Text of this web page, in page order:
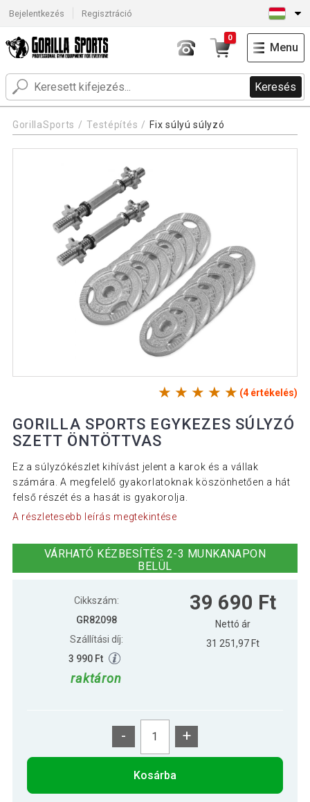
Bejelentkezés Regisztráció
Keresés
0
Menu
GorillaSports Testépítés Fix súlyú súlyzó
(4 értékelés)
GORILLA SPORTS EGYKEZES SÚLYZÓ
SZETT ÖNTÖTTVAS
Ez a súlyzókészlet kihívást jelent a karok és a vállak
számára. A megfelelő gyakorlatoknak köszönhetően a hát
felső részét és a hasát is gyakorolja.
A részletesebb leírás megtekintése
VÁRHATÓ KÉZBESÍTÉS 2-3 MUNKANAPON
BELÜL
Cikkszám:
GR82098
Szállítási díj:
3 990 Ft
raktáron
39 690 Ft
Nettó ár
31 251,97 Ft
- +
Kosárba